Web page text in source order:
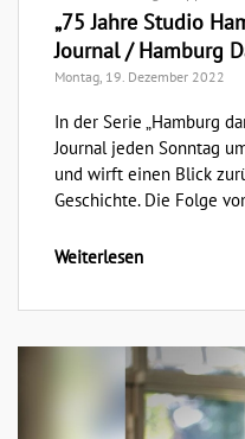
„75 Jahre Studio
Journal / Hamburg
Montag, 19. Dezember 2022
In der Serie „Hamburg
Journal jeden Sonntag
und wirft einen Blick
Geschichte. Die Folge
Weiterlesen